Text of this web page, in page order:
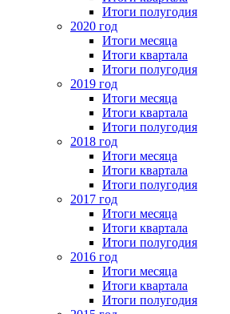
Итоги полугодия
2020 год
Итоги месяца
Итоги квартала
Итоги полугодия
2019 год
Итоги месяца
Итоги квартала
Итоги полугодия
2018 год
Итоги месяца
Итоги квартала
Итоги полугодия
2017 год
Итоги месяца
Итоги квартала
Итоги полугодия
2016 год
Итоги месяца
Итоги квартала
Итоги полугодия